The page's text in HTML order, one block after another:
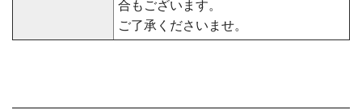
合もございます。
ご了承くださいませ。